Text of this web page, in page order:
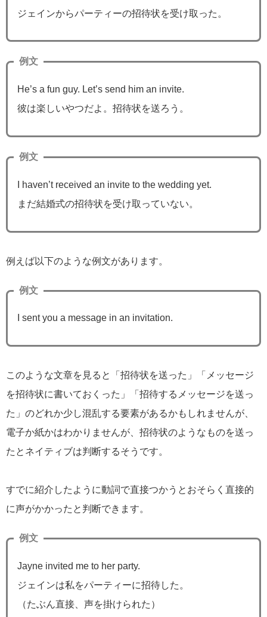
ジェインからパーティーの招待状を受け取った。
例文
He’s a fun guy. Let’s send him an invite.
彼は楽しいやつだよ。招待状を送ろう。
例文
I haven’t received an invite to the wedding yet.
まだ結婚式の招待状を受け取っていない。
例えば以下のような例文があります。
例文
I sent you a message in an invitation.
このような文章を見ると「招待状を送った」「メッセージ
を招待状に書いておくった」「招待するメッセージを送っ
た」のどれか少し混乱する要素があるかもしれませんが、
電子か紙かはわかりませんが、招待状のようなものを送っ
たとネイティブは判断するそうです。
すでに紹介したように動詞で直接つかうとおそらく直接的
に声がかかったと判断できます。
例文
Jayne invited me to her party.
ジェインは私をパーティーに招待した。
（たぶん直接、声を掛けられた）